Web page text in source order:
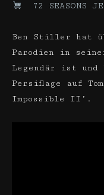
72 SEASONS
Ben Stiller hat
Parodien in
Legendär ist
Persiflage auf
Impossible II’.